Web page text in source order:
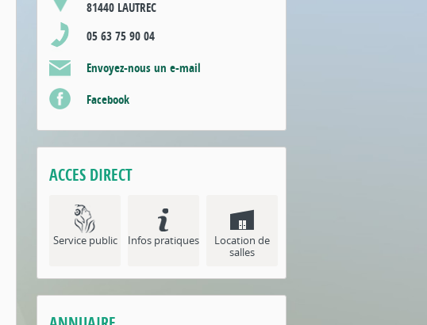
81440 LAUTREC
05 63 75 90 04
Envoyez-nous un e-mail
Facebook
ACCES DIRECT
Service public Infos pratiques
Location de
salles